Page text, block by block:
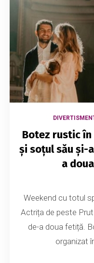
Botez rustic în
și soțul său și-
a
Weekend cu totul
Actrița de peste
de-a doua fetiță.
organizat